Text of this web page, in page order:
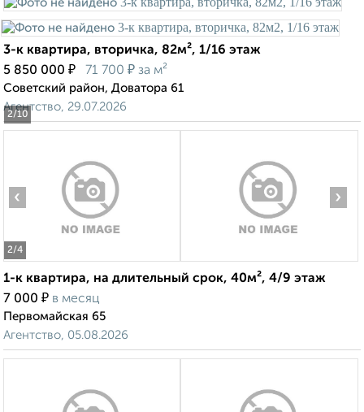
2/10
3-к квартира, вторичка, 82м², 1/16 этаж
5 850 000 ₽ 71 700 ₽ за м²
Советский район, Доватора 61
Агентство, 29.07.2026
2/4
‹ ›
1-к квартира, на длительный срок, 40м², 4/9 этаж
7 000 ₽ в месяц
Первомайская 65
Агентство, 05.08.2026